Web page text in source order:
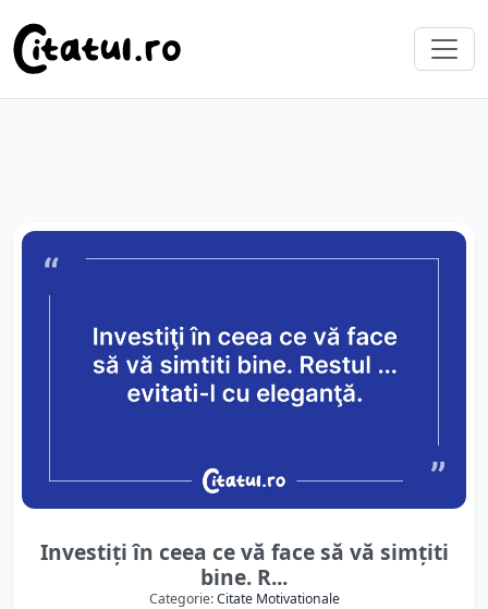
Investiţi în ceea ce vă face să vă simțiti
bine. R...
Categorie:Citate Motivationale